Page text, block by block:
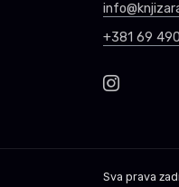
+381 69
Sva prava